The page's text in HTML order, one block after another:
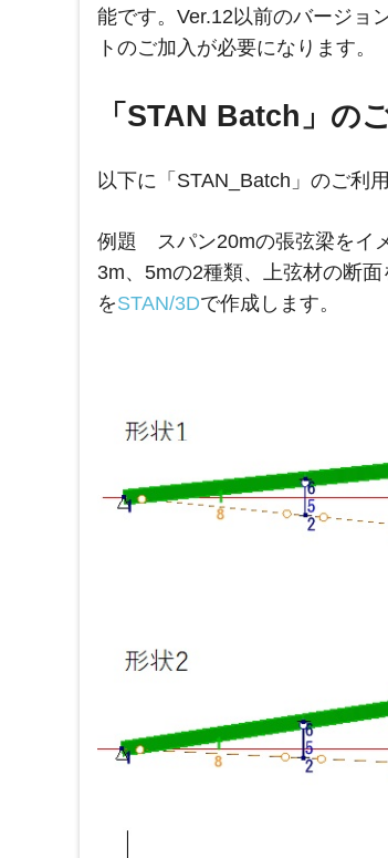
能です。Ver.12以前のバージョ
トのご加入が必要になります。
「STAN Batch」の
以下に「STAN_Batch」のご利
例題 スパン20mの張弦梁をイ
3m、5mの2種類、上弦材の断
をSTAN/3Dで作成します。